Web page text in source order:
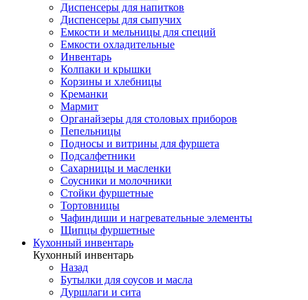
Диспенсеры для напитков
Диспенсеры для сыпучих
Емкости и мельницы для специй
Емкости охладительные
Инвентарь
Колпаки и крышки
Корзины и хлебницы
Креманки
Мармит
Органайзеры для столовых приборов
Пепельницы
Подносы и витрины для фуршета
Подсалфетники
Сахарницы и масленки
Соусники и молочники
Стойки фуршетные
Тортовницы
Чафиндиши и нагревательные элементы
Щипцы фуршетные
Кухонный инвентарь
Кухонный инвентарь
Назад
Бутылки для соусов и масла
Дуршлаги и сита